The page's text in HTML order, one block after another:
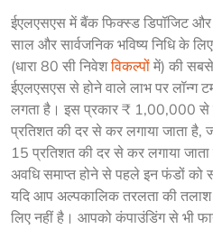
ईएलएसएस में बैंक फिक्स्ड डिपॉजिट
साल और सार्वजनिक भविष्य निधि के
(धारा 80 सी निवेश विकल्पों में) की
ईएलएसएस से होने वाले लाभ पर लॉन्ग
लगता है। इस प्रकार ₹ 1,00,000 से
प्रतिशत की दर से कर लगाया जाता
15 प्रतिशत की दर से कर लगाया
अवधि समाप्त होने से पहले इन फंडों को
यदि आप अल्पकालिक तरलता की
लिए नहीं है। आपको कंपाउंडिंग से भी